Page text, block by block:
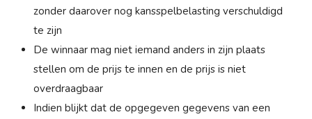
zonder daarover nog kansspelbelasting verschuldigd
te zijn
De winnaar mag niet iemand anders in zijn plaats
stellen om de prijs te innen en de prijs is niet
overdraagbaar
Indien blijkt dat de opgegeven gegevens van een